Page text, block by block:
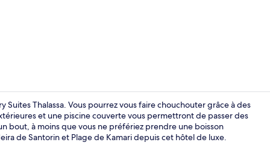
Suites Thalassa. Vous pourrez vous faire chouchouter grâce à des
et une piscine couverte vous permettront de passer des
bout, à moins que vous ne préfériez prendre une boisson
de Santorin et Plage de Kamari depuis cet hôtel de luxe.